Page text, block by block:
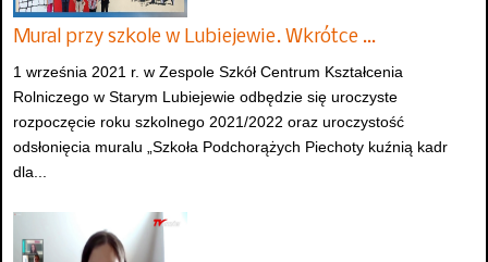
Mural przy szkole w Lubiejewie. Wkrótce …
1 września 2021 r. w Zespole Szkół Centrum Kształcenia
Rolniczego w Starym Lubiejewie odbędzie się uroczyste
rozpoczęcie roku szkolnego 2021/2022 oraz uroczystość
odsłonięcia muralu „Szkoła Podchorążych Piechoty kuźnią kadr
dla...